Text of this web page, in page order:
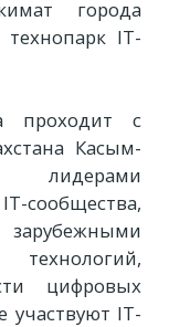
города
IT-
проходит с
Касым-
цифровых
участвуют IT-